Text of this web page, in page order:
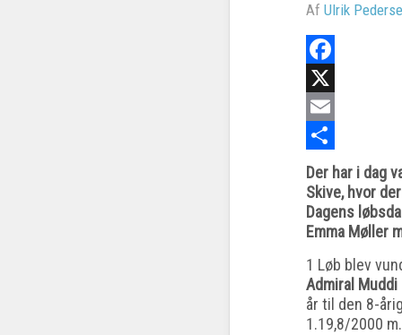
AfUlrik
Facebook
X
Email
Share
Der har i dag
Skive, hvor
Dagens
Emma Møller
1 Løb blev
Admiral Muddi
år til den 8-
1.19,8/2000